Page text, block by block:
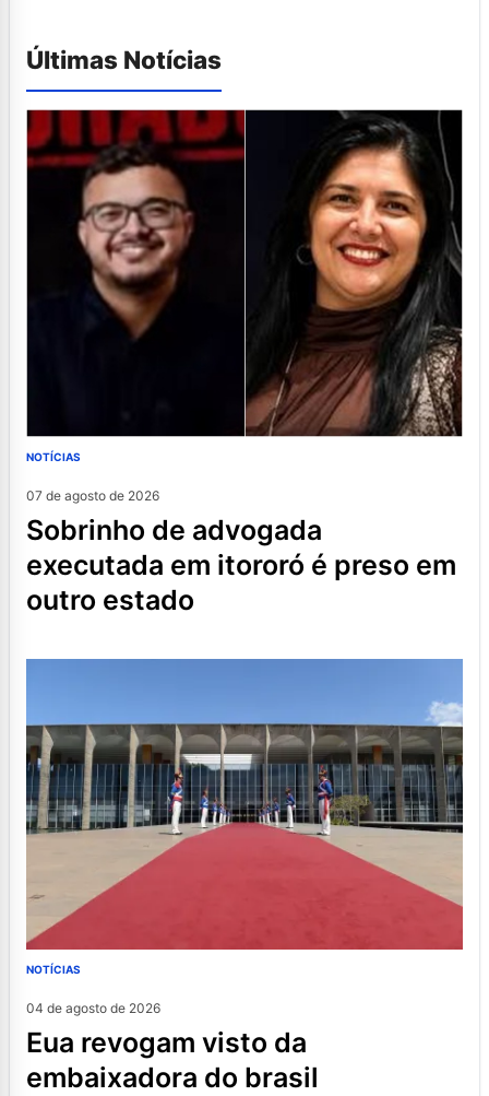
Últimas Notícias
NOTÍCIAS
07 de agosto de 2026
sobrinho de advogada
executada em itororó é preso em
outro estado
NOTÍCIAS
04 de agosto de 2026
eua revogam visto da
embaixadora do brasil